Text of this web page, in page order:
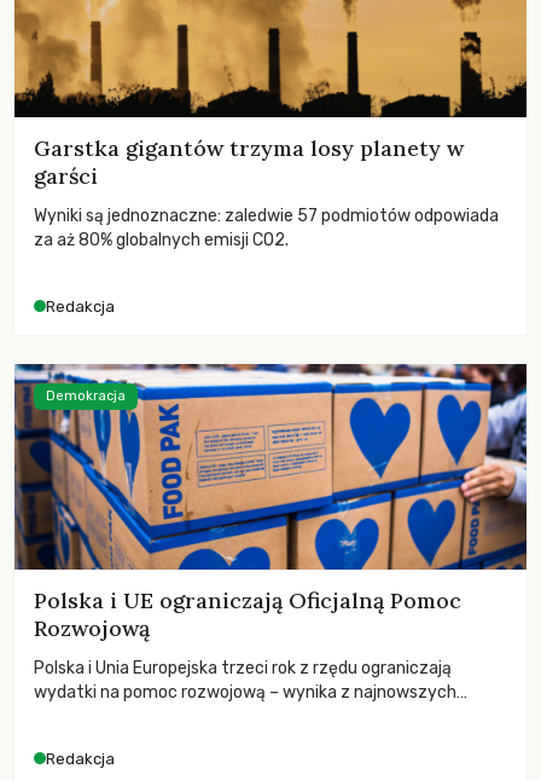
Garstka gigantów trzyma losy planety w
garści
Wyniki są jednoznaczne: zaledwie 57 podmiotów odpowiada
za aż 80% globalnych emisji CO2.
Redakcja
Polska i UE ograniczają Oficjalną Pomoc
Rozwojową
Polska i Unia Europejska trzeci rok z rzędu ograniczają
wydatki na pomoc rozwojową – wynika z najnowszych
odnotowano największe tąpnięcie ODA w historii. Jakie będą
Redakcja
Demokracja